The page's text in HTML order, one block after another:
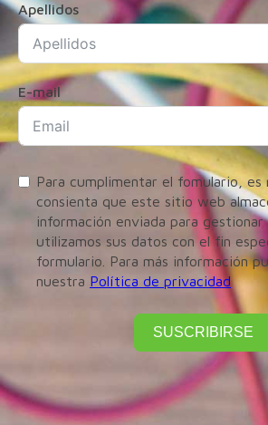
Apellidos
E-mail
Para cumplimentar el fomulario, es
consienta que este sitio web
información enviada para
utilizamos sus datos con el fin
formulario. Para más información
nuestra Política de privacidad
SUSCRIBIRSE